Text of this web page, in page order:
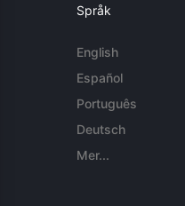
Språk
English
Español
Português
Deutsch
Mer...